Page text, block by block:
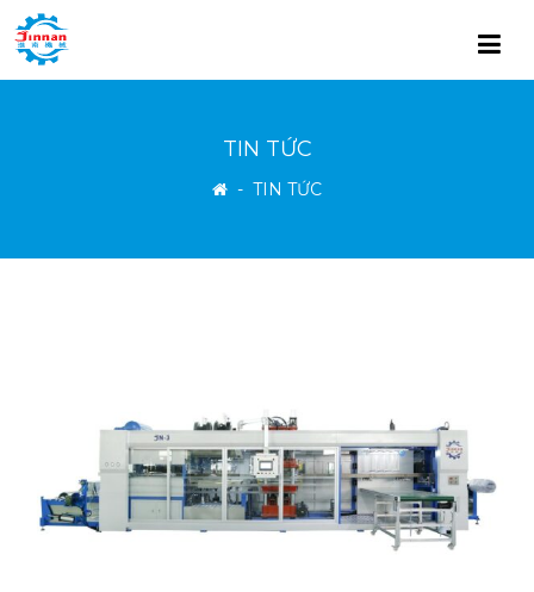
TIN TỨC
- TIN TỨC